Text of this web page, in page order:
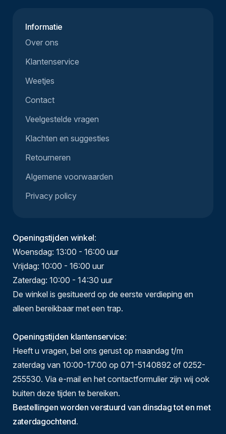
Informatie
Over ons
Klantenservice
Weetjes
Contact
Veelgestelde vragen
Klachten en suggesties
Retourneren
Algemene voorwaarden
Privacy policy
Openingstijden winkel:
Woensdag: 13:00 - 16:00 uur
Vrijdag: 10:00 - 16:00 uur
Zaterdag: 10:00 - 14:30 uur
De winkel is gesitueerd op de eerste verdieping en
alleen bereikbaar met een trap.
Openingstijden klantenservice:
Heeft u vragen, bel ons gerust op maandag t/m
zaterdag van 10:00-17:00 op 071-5140892 of 0252-
255530. Via e-mail en het contactformulier zijn wij ook
buiten deze tijden te bereiken.
Bestellingen worden verstuurd van dinsdag tot en met
zaterdagochtend.